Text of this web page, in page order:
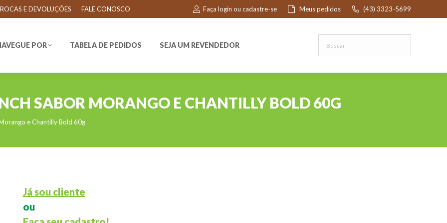
E DEVOLUÇÕES FALE CONOSCO Faça login ou cadastre-se Meus pedidos (43) 3323-5699
POR TABELA DE PEDIDOS SEJA UM REVENDEDOR
SABOR MORANGO E CHANTILLY BOLD 60G
e Chantilly Bold 60g
Já sou cliente
ou
POR TABELA DE PEDIDOS SEJA UM REVENDEDOR